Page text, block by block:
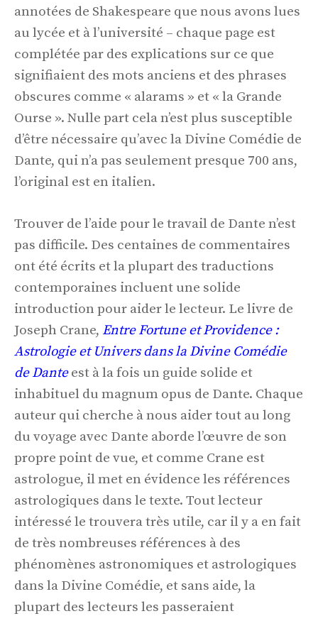
annotées de Shakespeare que nous avons lues
au lycée et à l’université – chaque page est
complétée par des explications sur ce que
signifiaient des mots anciens et des phrases
obscures comme « alarams » et « la Grande
Ourse ». Nulle part cela n’est plus susceptible
d’être nécessaire qu’avec la Divine Comédie de
Dante, qui n’a pas seulement presque 700 ans,
l’original est en italien.
Trouver de l’aide pour le travail de Dante n’est
pas difficile. Des centaines de commentaires
ont été écrits et la plupart des traductions
contemporaines incluent une solide
introduction pour aider le lecteur. Le livre de
Joseph Crane, Entre Fortune et Providence :
Astrologie et Univers dans la Divine Comédie
de Danteest à la fois un guide solide et
inhabituel du magnum opus de Dante. Chaque
auteur qui cherche à nous aider tout au long
du voyage avec Dante aborde l’œuvre de son
propre point de vue, et comme Crane est
astrologue, il met en évidence les références
astrologiques dans le texte. Tout lecteur
intéressé le trouvera très utile, car il y a en fait
de très nombreuses références à des
phénomènes astronomiques et astrologiques
dans la Divine Comédie, et sans aide, la
plupart des lecteurs les passeraient